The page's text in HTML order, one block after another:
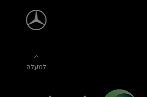
למעלה